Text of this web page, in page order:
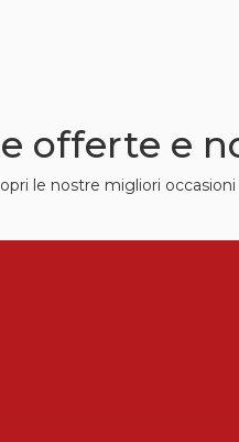
offerte e
le nostre migliori occasioni